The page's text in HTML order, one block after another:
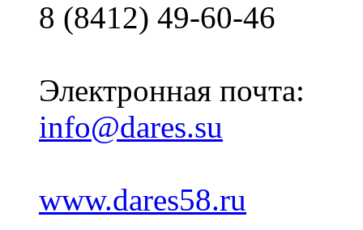
8 (8412) 49-60-46
Электронная почта:
info@dares.su
www.dares58.ru